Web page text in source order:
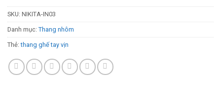
SKU: NIKITA-IN03
Danh mục: Thang nhôm
Thẻ:thang ghế tay vịn